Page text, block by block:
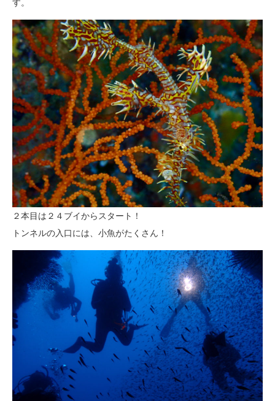
２本目は２４ブイからスタート！
トンネルの入口には、小魚がたくさん！